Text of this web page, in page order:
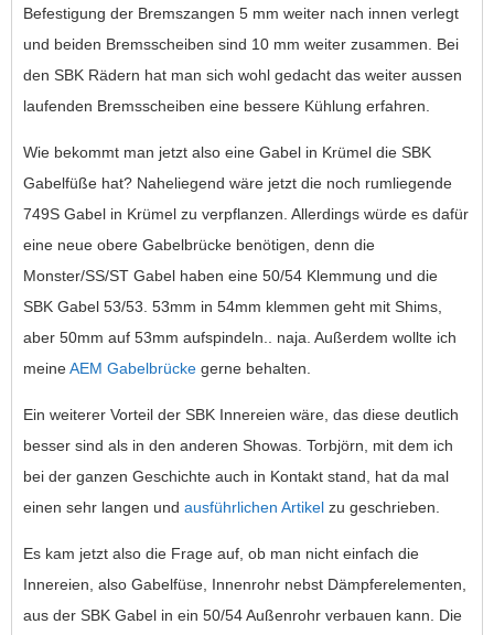
Befestigung der Bremszangen 5 mm weiter nach innen verlegt
und beiden Bremsscheiben sind 10 mm weiter zusammen. Bei
den SBK Rädern hat man sich wohl gedacht das weiter aussen
laufenden Bremsscheiben eine bessere Kühlung erfahren.
Wie bekommt man jetzt also eine Gabel in Krümel die SBK
Gabelfüße hat? Naheliegend wäre jetzt die noch rumliegende
749S Gabel in Krümel zu verpflanzen. Allerdings würde es dafür
eine neue obere Gabelbrücke benötigen, denn die
Monster/SS/ST Gabel haben eine 50/54 Klemmung und die
SBK Gabel 53/53. 53mm in 54mm klemmen geht mit Shims,
aber 50mm auf 53mm aufspindeln.. naja. Außerdem wollte ich
meineAEM Gabelbrücke gerne behalten.
Ein weiterer Vorteil der SBK Innereien wäre, das diese deutlich
besser sind als in den anderen Showas. Torbjörn, mit dem ich
bei der ganzen Geschichte auch in Kontakt stand, hat da mal
einen sehr langen und ausführlichen Artikel zu geschrieben.
Es kam jetzt also die Frage auf, ob man nicht einfach die
Innereien, also Gabelfüse, Innenrohr nebst Dämpferelementen,
aus der SBK Gabel in ein 50/54 Außenrohr verbauen kann. Die